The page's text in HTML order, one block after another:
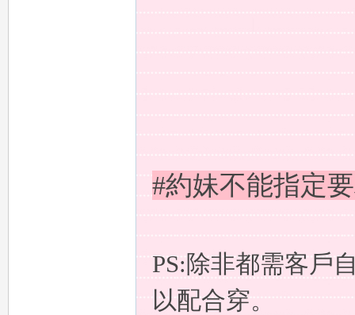
#約妹不能指定
PS:除非都需客戶
以配合穿。